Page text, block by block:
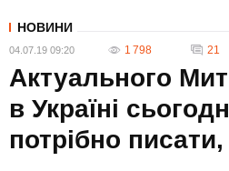
НОВИНИ
04.07.19 09:20 1 798 21
Актуального
в Україні
потрібно